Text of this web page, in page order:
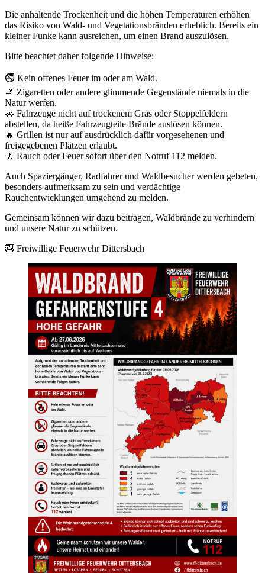
Die anhaltende Trockenheit und die hohen Temperaturen erhöhen
das Risiko von Wald- und Vegetationsbränden erheblich. Bereits ein
kleiner Funke kann ausreichen, um einen Brand auszulösen.
Bitte beachtet daher folgende Hinweise:
🚭 Kein offenes Feuer im oder am Wald.
🚬 Zigaretten oder andere glimmende Gegenstände niemals in die
Natur werfen.
🚗 Fahrzeuge nicht auf trockenem Gras oder Stoppelfeldern
abstellen, da heiße Fahrzeugteile Brände auslösen können.
🔥 Grillen ist nur auf ausdrücklich dafür vorgesehenen und
freigegebenen Plätzen erlaubt.
🚶 Rauch oder Feuer sofort über den Notruf 112 melden.
Auch Spaziergänger, Radfahrer und Waldbesucher werden gebeten,
besonders aufmerksam zu sein und verdächtige
Rauchentwicklungen umgehend zu melden.
Gemeinsam können wir dazu beitragen, Waldbrände zu verhindern
und unsere Natur zu schützen.
🚒 Freiwillige Feuerwehr Dittersbach